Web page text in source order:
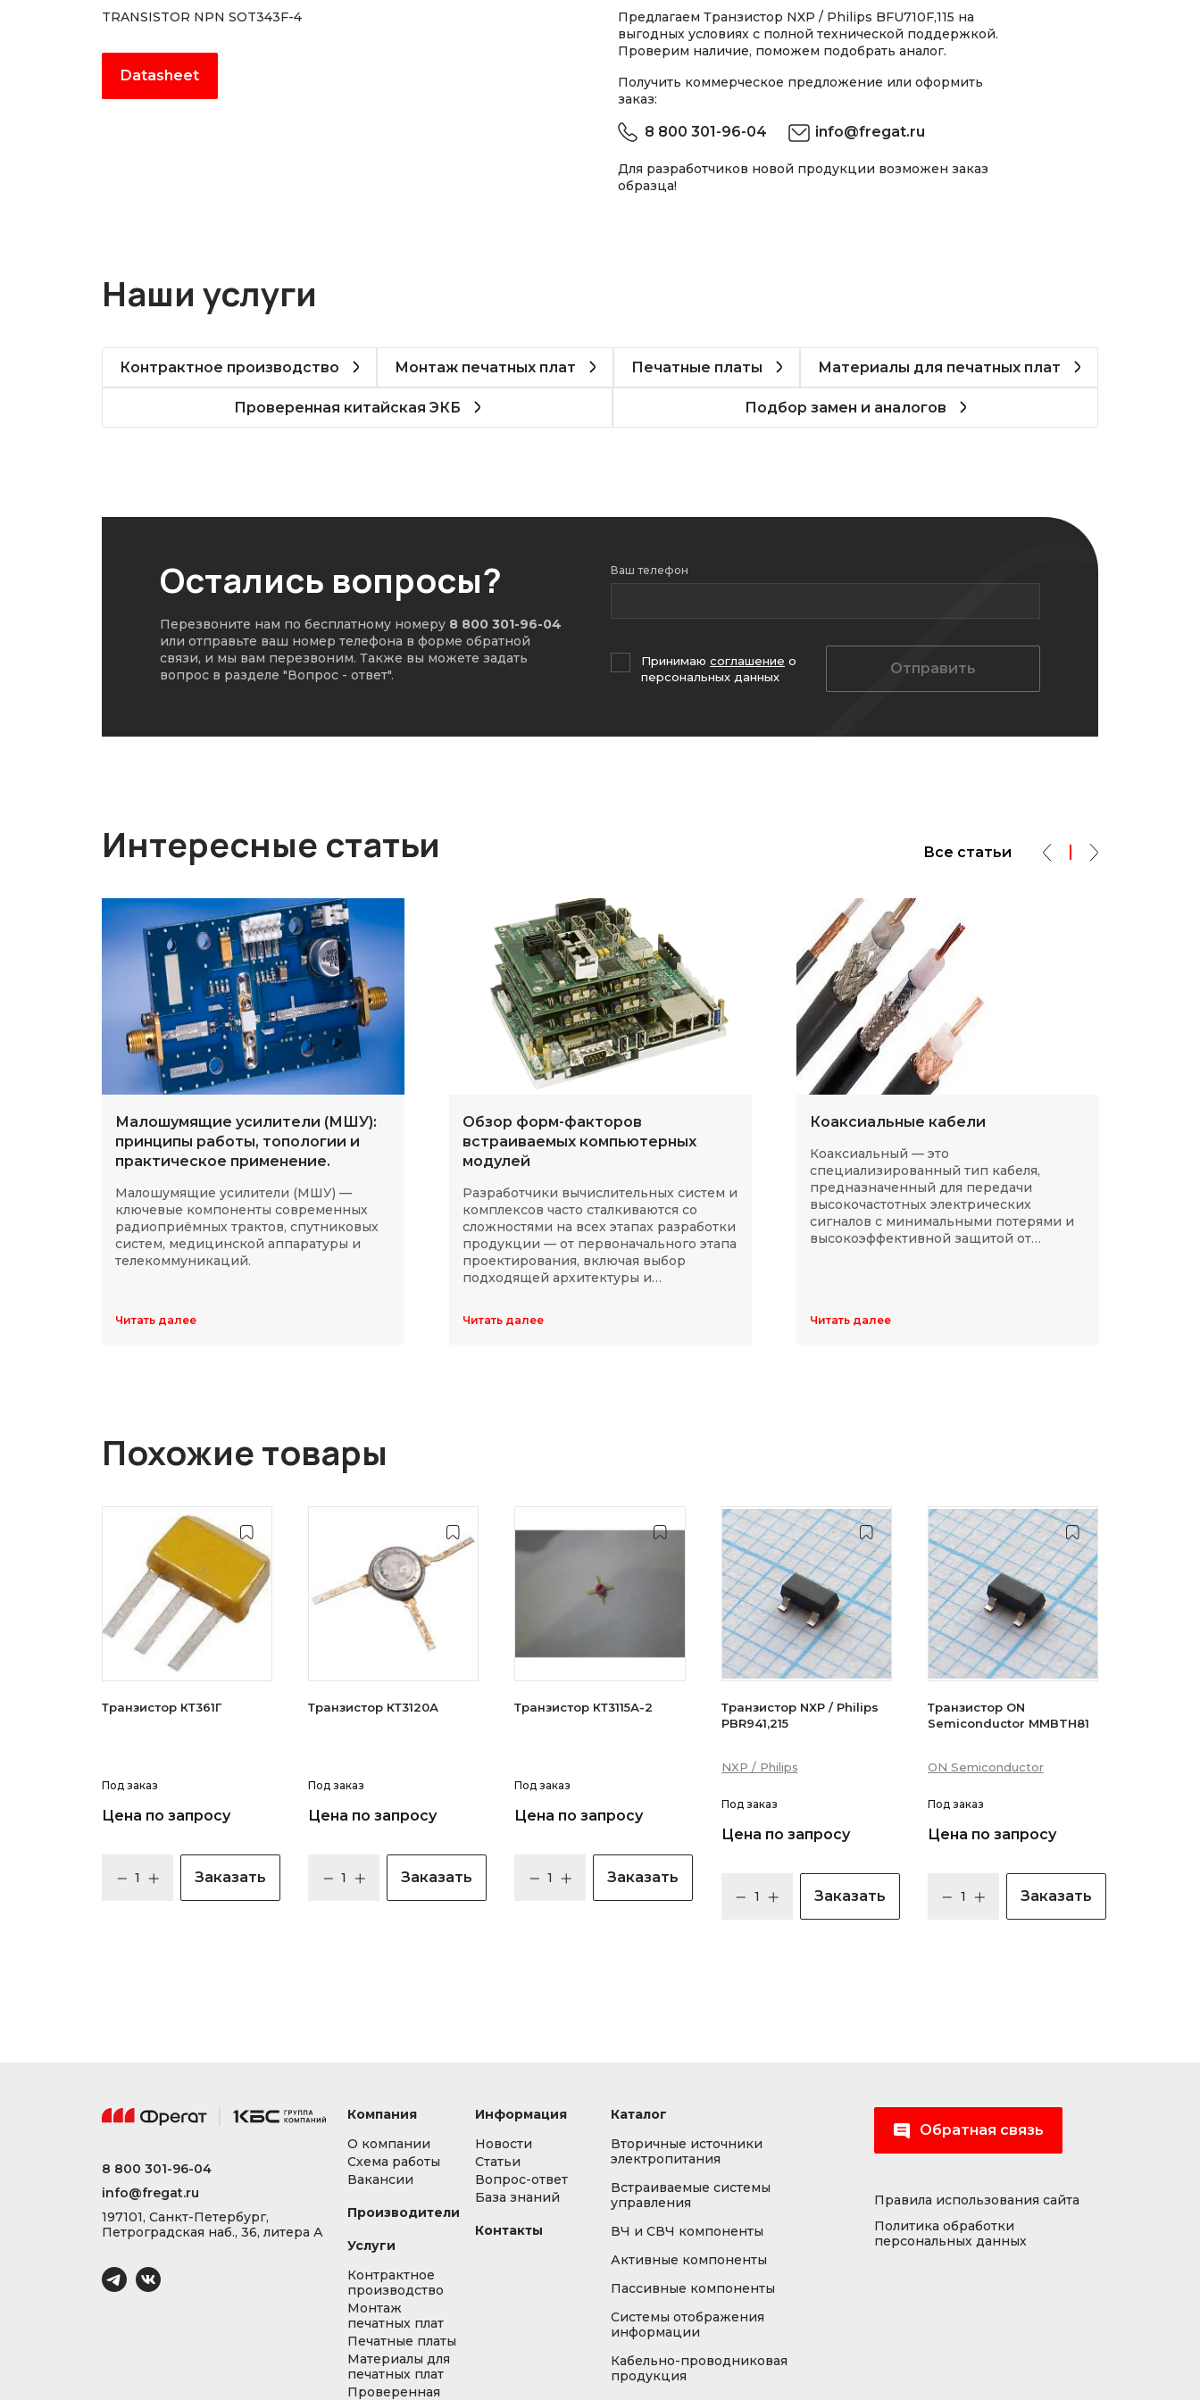
TRANSISTOR NPN SOT343F-4
Datasheet
Предлагаем Транзистор NXP / Philips BFU710F,115 на
выгодных условиях с полной технической поддержкой.
Проверим наличие, поможем подобрать аналог.
Получить коммерческое предложение или оформить
заказ:
8 800 301-96-04 info@fregat.ru
Для разработчиков новой продукции возможен заказ
образца!
Наши услуги
Контрактное производство Монтаж печатных плат Печатные платы Материалы для печатных плат
Проверенная китайская ЭКБ Подбор замен и аналогов
Остались вопросы?
Перезвоните нам по бесплатному номеру 8 800 301-96-04
или отправьте ваш номер телефона в форме обратной
связи, и мы вам перезвоним. Также вы можете задать
вопрос в разделе "Вопрос - ответ".
Ваш телефон
Принимаю соглашение о
персональных данных
Отправить
Интересные статьи Все статьи
Малошумящие усилители (МШУ):
принципы работы, топологии и
практическое применение.
Малошумящие усилители (МШУ) —
ключевые компоненты современных
радиоприёмных трактов, спутниковых
систем, медицинской аппаратуры и
телекоммуникаций.
Читать далее
Обзор форм-факторов
встраиваемых компьютерных
модулей
Разработчики вычислительных систем и
комплексов часто сталкиваются со
сложностями на всех этапах разработки
продукции — от первоначального этапа
проектирования, включая выбор
подходящей архитектуры и
длительного массового производства.
Читать далее
Коаксиальные кабели
Коаксиальный — это
специализированный тип кабеля,
предназначенный для передачи
высокочастотных электрических
сигналов с минимальными потерями и
высокоэффективной защитой от
Читать далее
Похожие товары
Транзистор КТ361Г
Под заказ
Цена по запросу
Заказать
Транзистор КТ3120А
Под заказ
Цена по запросу
Заказать
Транзистор КТ3115А-2
Под заказ
Цена по запросу
Заказать
Транзистор NXP / Philips
PBR941,215
NXP / Philips
Под заказ
Цена по запросу
Заказать
Транзистор ON
Semiconductor MMBTH81
ON Semiconductor
Под заказ
Цена по запросу
Заказать
8 800 301-96-04
info@fregat.ru
197101, Санкт-Петербург,
Петроградская наб., 36, литера А
Компания
О компании
Схема работы
Вакансии
Производители
Услуги
Контрактное
производство
Монтаж
печатных плат
Печатные платы
Материалы для
печатных плат
Проверенная
Информация
Новости
Статьи
Вопрос-ответ
База знаний
Контакты
Каталог
Вторичные источники
электропитания
Встраиваемые системы
управления
ВЧ и СВЧ компоненты
Активные компоненты
Пассивные компоненты
Системы отображения
информации
Кабельно-проводниковая
продукция
Обратная связь
Правила использования сайта
Политика обработки
персональных данных